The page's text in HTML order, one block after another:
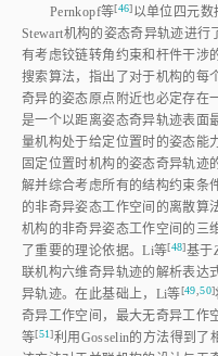
Pernkopf等[46]以单位四元数
Stewart机构的姿态奇异轨迹进
有考虑铰链转角约束和杆件干涉
搜索算法，指出了对于机构的每
奇异的姿态原点附近也必定存在
是一个以距离姿态奇异轨迹表面
量机构处于给定位置时的姿态能
固定位置时机构的姿态奇异轨迹
解并综合考虑所有的结构约束条
的非奇异姿态工作空间的离散算
机构的非奇异姿态工作空间的三
了重要的理论依据。Li等[48]基于
联机构六维奇异轨迹的解析表达
异轨迹。在此基础上，Li等[49 ,50]
奇异工作空间，最大无奇异工作
等[51]利用Gosselin的方法得到了